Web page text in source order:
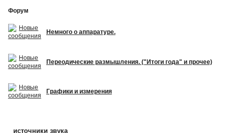
Форум
Немного о аппаратуре.
Переодические размышления. ("Итоги года" и прочее)
Графики и измерения
источники звука